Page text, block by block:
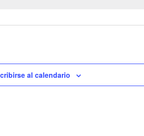
al calendario